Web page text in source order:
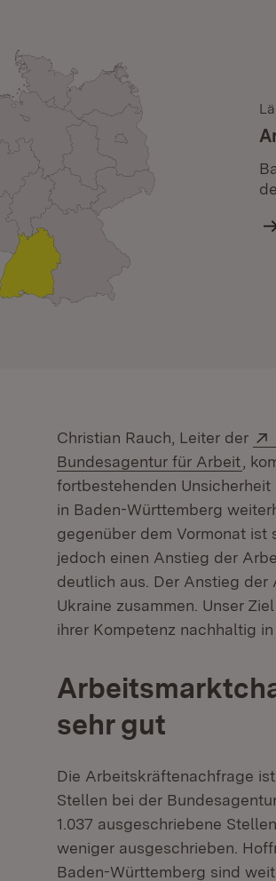
Christian Rauch, Leiter der
Bundesagentur für Arbeit ,
fortbestehenden
in Baden-Württemberg
gegenüber dem Vormonat ist
jedoch einen Anstieg der
deutlich aus. Der Anstieg
Ukraine zusammen. Unser
ihrer Kompetenz nachhaltig
sehr gut
Die Arbeitskräftenachfrage
Stellen bei der
1.037 ausgeschriebene
weniger ausgeschrieben.
Baden-Württemberg sind